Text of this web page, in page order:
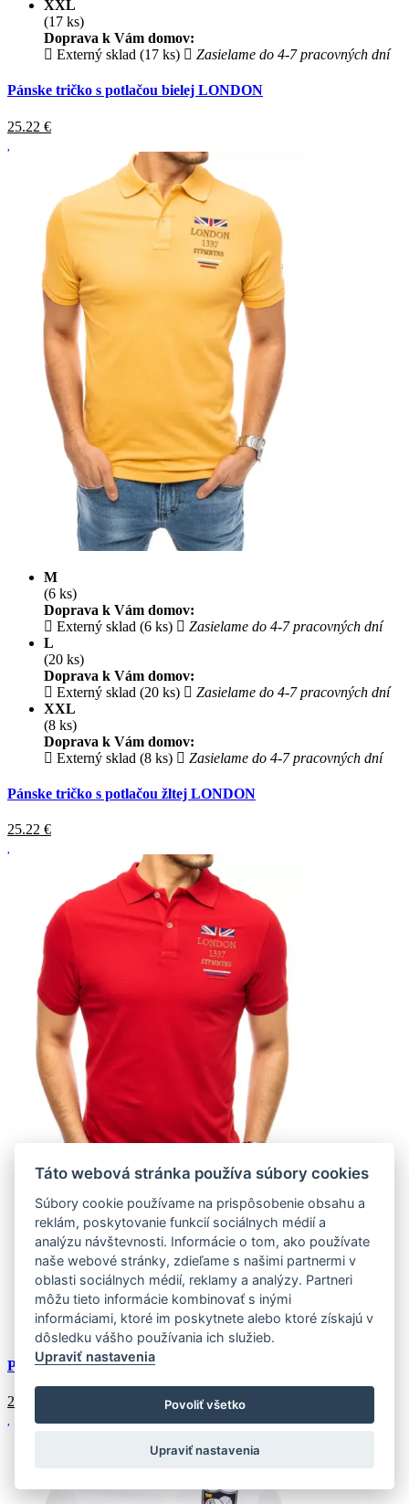
XXL
(17 ks)
Doprava k Vám domov:
Externý sklad (17 ks)
Zasielame do 4-7 pracovných dní
Pánske tričko s potlačou bielej LONDON
25.22 €
M
(6 ks)
Doprava k Vám domov:
Externý sklad (6 ks)
Zasielame do 4-7 pracovných dní
L
(20 ks)
Doprava k Vám domov:
Externý sklad (20 ks)
Zasielame do 4-7 pracovných dní
XXL
(8 ks)
Doprava k Vám domov:
Externý sklad (8 ks)
Zasielame do 4-7 pracovných dní
Pánske tričko s potlačou žltej LONDON
25.22 €
M
(4 ks)
Doprava k Vám domov:
Externý sklad (4 ks)
Zasielame do 4-7 pracovných dní
Pánske tričko s potlačou červenej LONDON
25.22
Táto webová stránka používa súbory cookies
Súbory cookie používame na prispôsobenie obsahu a
reklám, poskytovanie funkcií sociálnych médií a
analýzu návštevnosti. Informácie o tom, ako používate
naše webové stránky, zdieľame s našimi partnermi v
oblasti sociálnych médií, reklamy a analýzy. Partneri
môžu tieto informácie kombinovať s inými
informáciami, ktoré im poskytnete alebo ktoré získajú v
dôsledku vášho používania ich služieb.
Upraviť nastavenia
Povoliť všetko
Upraviť nastavenia